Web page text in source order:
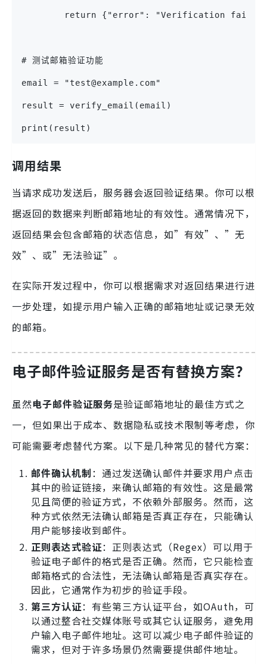
return {"error": "Verification
# 测试邮箱验证功能
email = "test@example.com"
result = verify_email(email)
print(result)
调用结果
当请求成功发送后，服务器会返回验证结果。你可以根
据返回的数据来判断邮箱地址的有效性。通常情况下，
返回结果会包含邮箱的状态信息，如”有效”、”无
效”、或”无法验证”。
在实际开发过程中，你可以根据需求对返回结果进行进
一步处理，如提示用户输入正确的邮箱地址或记录无效
的邮箱。
电子邮件验证服务是否有替换方案？
虽然电子邮件验证服务是验证邮箱地址的最佳方式之
一，但如果出于成本、数据隐私或技术限制等考虑，你
可能需要考虑替代方案。以下是几种常见的替代方案：
邮件确认机制：通过发送确认邮件并要求用户点击
其中的验证链接，来确认邮箱的有效性。这是最常
见且简便的验证方式，不依赖外部服务。然而，这
种方式依然无法确认邮箱是否真正存在，只能确认
用户能够接收到邮件。
正则表达式验证：正则表达式（Regex）可以用于
验证电子邮件的格式是否正确。然而，它只能检查
邮箱格式的合法性，无法确认邮箱是否真实存在。
因此，它通常作为初步的验证手段。
第三方认证：有些第三方认证平台，如OAuth，可
以通过整合社交媒体账号或其它认证服务，避免用
户输入电子邮件地址。这可以减少电子邮件验证的
需求，但对于许多场景仍然需要提供邮件地址。